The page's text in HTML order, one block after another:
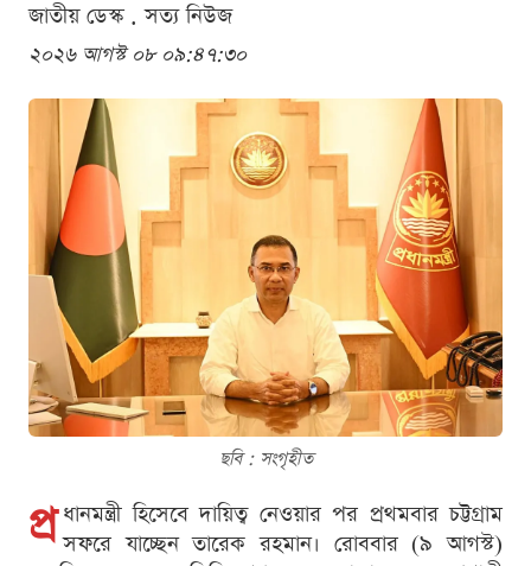
জাতীয় ডেস্ক . সত্য নিউজ
২০২৬ আগস্ট ০৮ ০৯:৪৭:৩০
ছবি : সংগৃহীত
প্র ধানমন্ত্রী হিসেবে দায়িত্ব নেওয়ার পর প্রথমবার চট্টগ্রাম
সফরে যাচ্ছেন তারেক রহমান। রোববার (৯ আগস্ট)